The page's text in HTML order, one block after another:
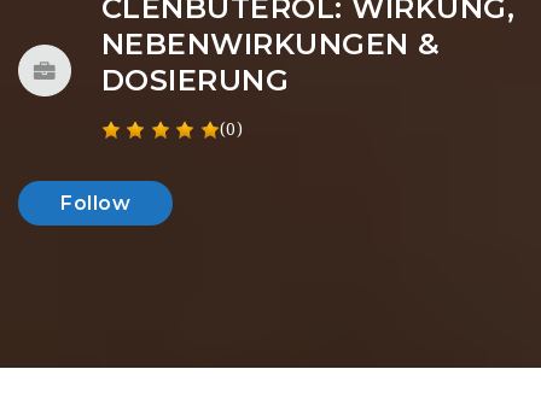
CLENBUTEROL: WIRKUNG,
NEBENWIRKUNGEN &
DOSIERUNG
(0)
Follow